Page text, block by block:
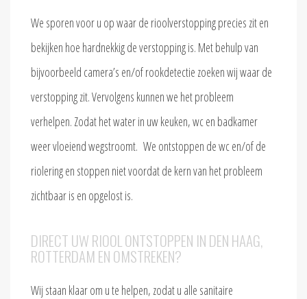
We sporen voor u op waar de rioolverstopping precies zit en
bekijken hoe hardnekkig de verstopping is. Met behulp van
bijvoorbeeld camera’s en/of rookdetectie zoeken wij waar de
verstopping zit. Vervolgens kunnen we het probleem
verhelpen. Zodat het water in uw keuken, wc en badkamer
weer vloeiend wegstroomt. We ontstoppen de wc en/of de
riolering en stoppen niet voordat de kern van het probleem
zichtbaar is en opgelost is.
DIRECT UW RIOOL ONTSTOPPEN IN DEN HAAG,
ROTTERDAM EN OMSTREKEN?
Wij staan klaar om u te helpen, zodat u alle sanitaire